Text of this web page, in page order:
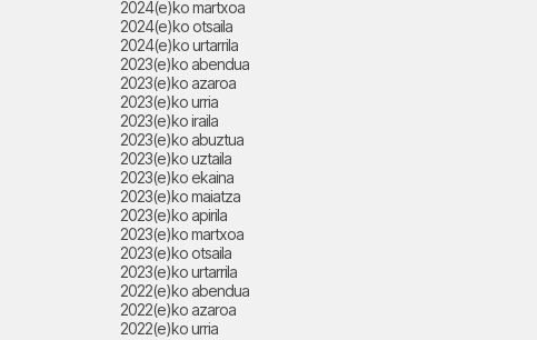
2024(e)ko martxoa
2024(e)ko otsaila
2024(e)ko urtarrila
2023(e)ko abendua
2023(e)ko azaroa
2023(e)ko urria
2023(e)ko iraila
2023(e)ko abuztua
2023(e)ko uztaila
2023(e)ko ekaina
2023(e)ko maiatza
2023(e)ko apirila
2023(e)ko martxoa
2023(e)ko otsaila
2023(e)ko urtarrila
2022(e)ko abendua
2022(e)ko azaroa
2022(e)ko urria